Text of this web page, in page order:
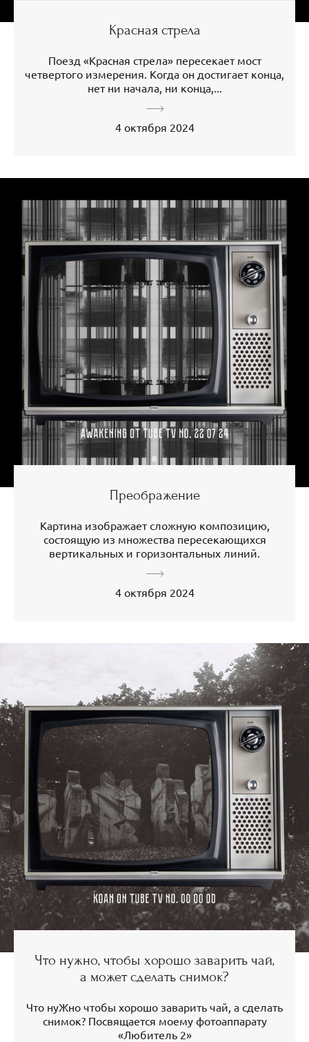
Красная стрела
Поезд «Красная стрела» пересекает мост
четвертого измерения. Когда он достигает конца,
нет ни начала, ни конца,...
4 октября 2024
Преображение
Картина изображает сложную композицию,
состоящую из множества пересекающихся
вертикальных и горизонтальных линий.
4 октября 2024
Что нужно, чтобы хорошо заварить чай,
а может сделать снимок?
Что нуЖно чтобы хорошо заварить чай, а сделать
снимок? Посвящается моему фотоаппарату
«Любитель 2»